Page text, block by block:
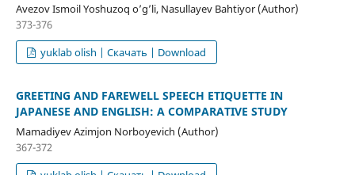
Avezov Ismoil Yoshuzoq o’g’li, Nasullayev Bahtiyor (Author)
373-376
yuklab olish | Скачать | Download
GREETING AND FAREWELL SPEECH ETIQUETTE IN
JAPANESE AND ENGLISH: A COMPARATIVE STUDY
Mamadiyev Azimjon Norboyevich (Author)
367-372